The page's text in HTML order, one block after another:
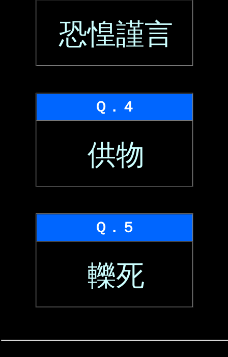
恐惶謹言
Ｑ．４
供物
Ｑ．５
轢死